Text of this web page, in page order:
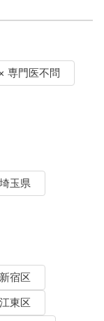
専門医不問
埼玉県
新宿区
江東区